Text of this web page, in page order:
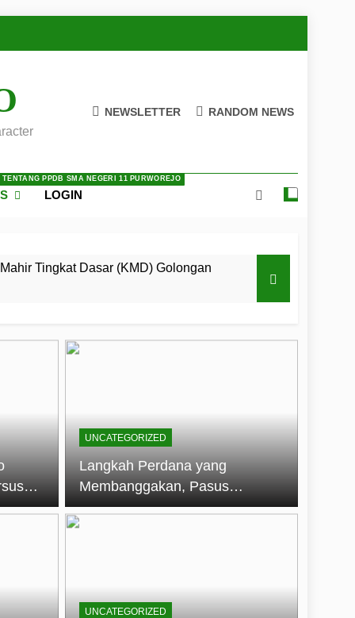
NEWSLETTER RANDOM NEWS
PPDB SMA NEGERI 11 PURWOREJO
LOGIN
Tingkat Dasar (KMD) Golongan
Jiwa Kepemimpinan, Disiplin,
2026
UNCATEGORIZED
Langkah Perdana yang
Membanggakan, Pasus
Jatayudha Ukir Prestasi di
UNCATEGORIZED